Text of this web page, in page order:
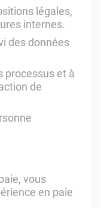
légales,
internes.
des données
processus et à
de
vous
en paie